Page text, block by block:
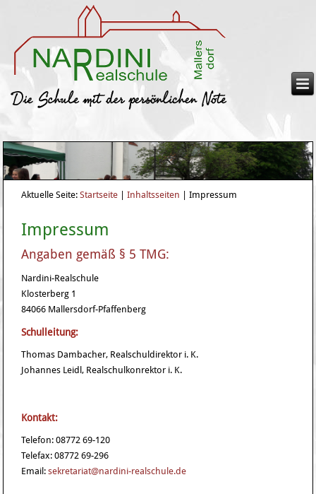
Aktuelle Seite:Startseite |Inhaltsseiten |Impressum
Impressum
Angaben gemäß § 5 TMG:
Nardini-Realschule
Klosterberg 1
84066 Mallersdorf-Pfaffenberg
Schulleitung:
Thomas Dambacher, Realschuldirektor i. K.
Johannes Leidl, Realschulkonrektor i. K.
Kontakt:
Telefon: 08772 69-120
Telefax: 08772 69-296
Email:sekretariat@nardini-realschule.de